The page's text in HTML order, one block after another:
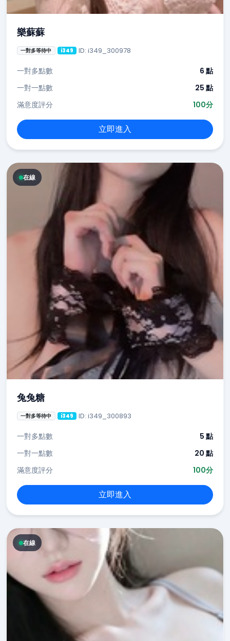
樂蘇蘇
一對多等待中 i349 ID: i349_300978
一對多點數
6 點
一對一點數
25 點
滿意度評分
100分
立即進入
在線
兔兔糖
一對多等待中 i349 ID: i349_300893
一對多點數
5 點
一對一點數
20 點
滿意度評分
100分
立即進入
在線